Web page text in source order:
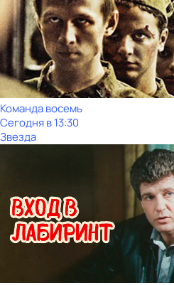
Команда восемь
Сегодня в 13:30
Звезда